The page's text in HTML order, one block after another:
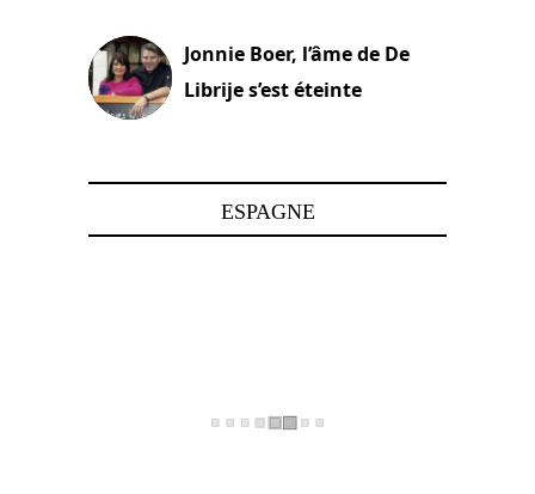
Jonnie Boer, l’âme de De
Librije s’est éteinte
ESPAGNE